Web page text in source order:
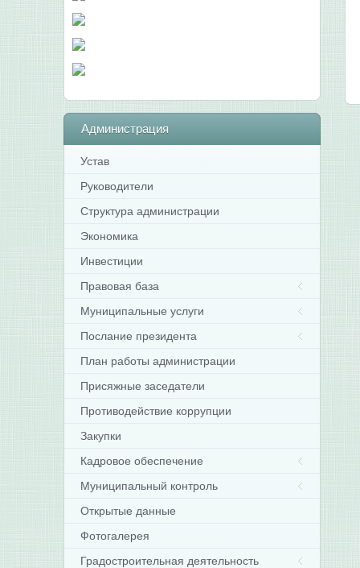
Администрация
Устав
Руководители
Структура администрации
Экономика
Инвестиции
Правовая база
Муниципальные услуги
Послание президента
План работы администрации
Присяжные заседатели
Противодействие коррупции
Закупки
Кадровое обеспечение
Муниципальный контроль
Открытые данные
Фотогалерея
Градостроительная деятельность